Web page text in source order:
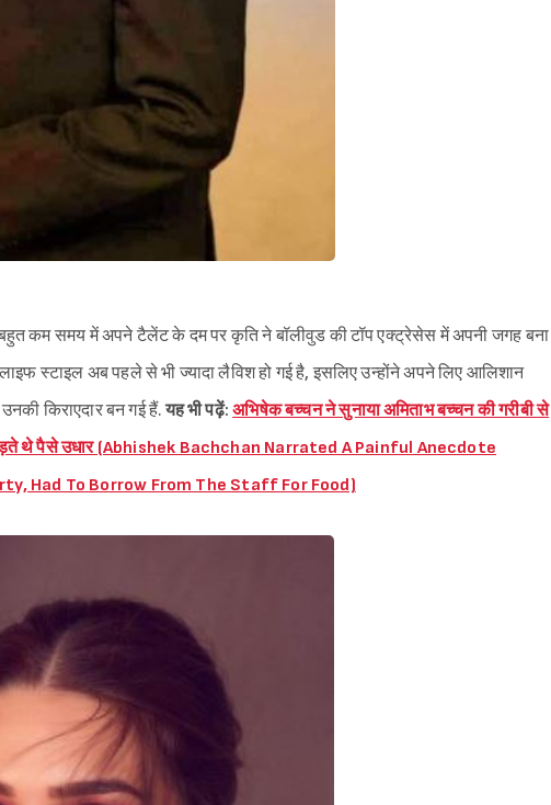
कम समय में अपने टैलेंट के दम पर कृति ने बॉलीवुड की टॉप एक्ट्रेसेस में अपनी जगह बना
स्टाइल अब पहले से भी ज्यादा लैविश हो गई है, इसलिए उन्होंने अपने लिए आलिशान
किराएदार बन गई हैं.यह भी पढ़ें:अभिषेक बच्चन ने सुनाया अमिताभ बच्चन की गरीबी से
थे पैसे उधार (Abhishek Bachchan Narrated A Painful Anecdote
Had To Borrow From The Staff For Food)